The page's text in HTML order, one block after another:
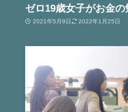
ゼロ19歳女子がお金
2021年5月9日 2022年1月25日